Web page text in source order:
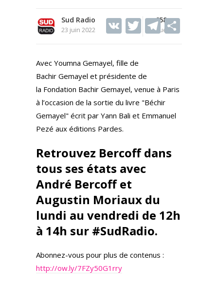
Sud Radio
23 juin 2022
658
Vues
V T
er
T
a
m
Avec Youmna Gemayel, fille de
Bachir Gemayel et présidente de
la Fondation Bachir Gemayel, venue à Paris
à l’occasion de la sortie du livre "Béchir
Gemayel" écrit par Yann Bali et Emmanuel
Pezé aux éditions Pardes.
Retrouvez Bercoff dans
tous ses états avec
André Bercoff et
Augustin Moriaux du
lundi au vendredi de 12h
à 14h sur #SudRadio.
Abonnez-vous pour plus de contenus :
http://ow.ly/7FZy50G1rry